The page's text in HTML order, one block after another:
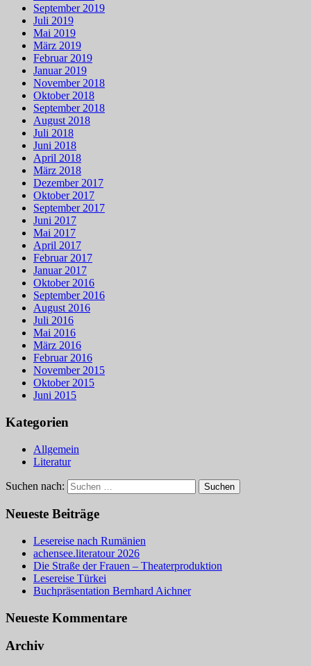
September 2019
Juli 2019
Mai 2019
März 2019
Februar 2019
Januar 2019
November 2018
Oktober 2018
September 2018
August 2018
Juli 2018
Juni 2018
April 2018
März 2018
Dezember 2017
Oktober 2017
September 2017
Juni 2017
Mai 2017
April 2017
Februar 2017
Januar 2017
Oktober 2016
September 2016
August 2016
Juli 2016
Mai 2016
März 2016
Februar 2016
November 2015
Oktober 2015
Juni 2015
Kategorien
Allgemein
Literatur
Suchen nach:
Neueste Beiträge
Lesereise nach Rumänien
achensee.literatour 2026
Die Straße der Frauen – Theaterproduktion
Lesereise Türkei
Buchpräsentation Bernhard Aichner
Neueste Kommentare
Archiv